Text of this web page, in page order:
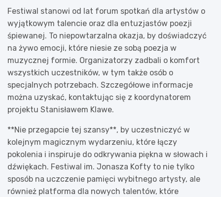
Festiwal stanowi od lat forum spotkań dla artystów o
wyjątkowym talencie oraz dla entuzjastów poezji
śpiewanej. To niepowtarzalna okazja, by doświadczyć
na żywo emocji, które niesie ze sobą poezja w
muzycznej formie. Organizatorzy zadbali o komfort
wszystkich uczestników, w tym także osób o
specjalnych potrzebach. Szczegółowe informacje
można uzyskać, kontaktując się z koordynatorem
projektu Stanisławem Klawe.
**Nie przegapcie tej szansy**, by uczestniczyć w
kolejnym magicznym wydarzeniu, które łączy
pokolenia i inspiruje do odkrywania piękna w słowach i
dźwiękach. Festiwal im. Jonasza Kofty to nie tylko
sposób na uczczenie pamięci wybitnego artysty, ale
również platforma dla nowych talentów, które